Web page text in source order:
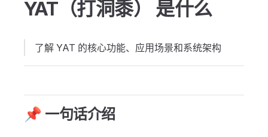
YAT（打洞黍） 是什么
了解 YAT 的核心功能、应用场景和系统架构
📌 一句话介绍